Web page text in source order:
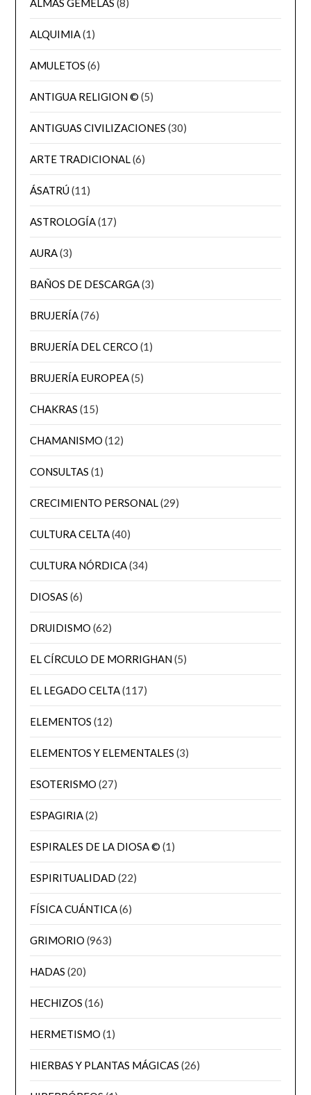
ALMAS GEMELAS (8)
ALQUIMIA(1)
AMULETOS (6)
ANTIGUA RELIGION © (5)
ANTIGUAS CIVILIZACIONES (30)
ARTE TRADICIONAL(6)
ÁSATRÚ(11)
ASTROLOGÍA(17)
AURA(3)
BAÑOS DE DESCARGA(3)
BRUJERÍA(76)
BRUJERÍA DEL CERCO (1)
BRUJERÍA EUROPEA(5)
CHAKRAS (15)
CHAMANISMO (12)
CONSULTAS (1)
CRECIMIENTO PERSONAL(29)
CULTURA CELTA(40)
CULTURA NÓRDICA(34)
DIOSAS (6)
DRUIDISMO (62)
EL CÍRCULO DE MORRIGHAN(5)
EL LEGADO CELTA(117)
ELEMENTOS (12)
ELEMENTOS Y ELEMENTALES (3)
ESOTERISMO (27)
ESPAGIRIA(2)
ESPIRALES DE LA DIOSA © (1)
ESPIRITUALIDAD (22)
FÍSICA CUÁNTICA(6)
GRIMORIO (963)
HADAS (20)
HECHIZOS (16)
HERMETISMO (1)
HIERBAS Y PLANTAS MÁGICAS (26)